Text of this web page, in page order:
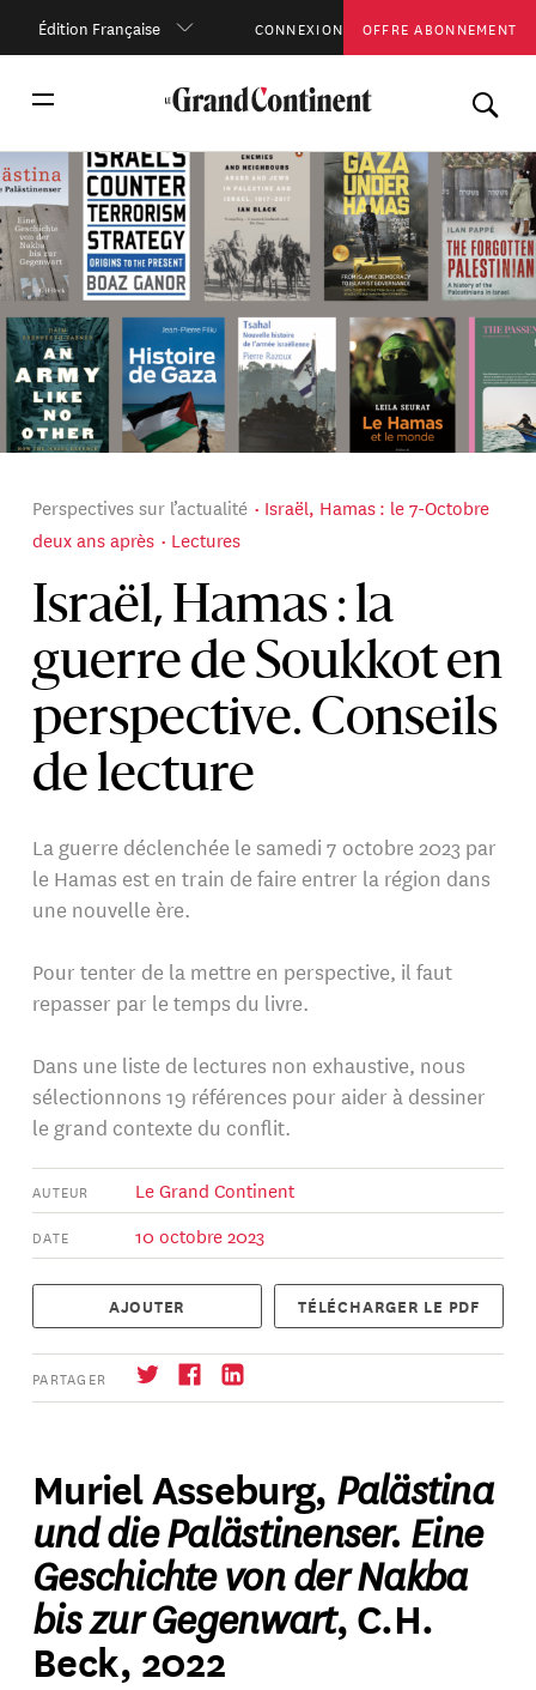
Édition Française CONNEXION OFFRE ABONNEMENT
Israël, Hamas : la
guerre de Soukkot en
perspective. Conseils
de lecture
Perspectives sur l’actualité
Israël, Hamas : le 7-Octobre
deux ans après
Lectures
La guerre déclenchée le samedi 7 octobre 2023 par
le Hamas est en train de faire entrer la région dans
une nouvelle ère.
Pour tenter de la mettre en perspective, il faut
repasser par le temps du livre.
Dans une liste de lectures non exhaustive, nous
sélectionnons 19 références pour aider à dessiner
le grand contexte du conflit.
AUTEUR Le Grand Continent
DATE 10 octobre 2023
AJOUTER TÉLÉCHARGER LE PDF
PARTAGER
→ S'abonner
Muriel Asseburg, Palästina
und die Palästinenser. Eine
Geschichte von der Nakba
bis zur Gegenwart, C.H.
Beck, 2022